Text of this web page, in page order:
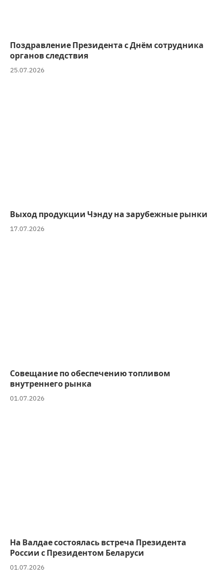
Поздравление Президента с Днём сотрудника
органов следствия
25.07.2026
Выход продукции Чэнду на зарубежные рынки
17.07.2026
Совещание по обеспечению топливом
внутреннего рынка
01.07.2026
На Валдае состоялась встреча Президента
России с Президентом Беларуси
01.07.2026